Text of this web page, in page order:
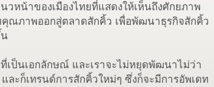
หน้าของเมืองไทยที่แสดงให้เห็นถึงศักยภาพ
ณภาพออกสู่ตลาดสักคิ้ว เพื่อพัฒนาธุรกิจสักคิ้ว
น
เป็นเอกลักษณ์ และเราจะไม่หยุดพัฒนาไม่ว่า
ละก็เทรนด์การสักคิ้วใหม่ๆ ซึ่งก็จะมีการอัพเดท